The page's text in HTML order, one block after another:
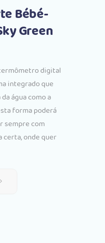
Bébé-
Green
digital
integrado que
água como a
forma poderá
sempre com
certa, onde quer